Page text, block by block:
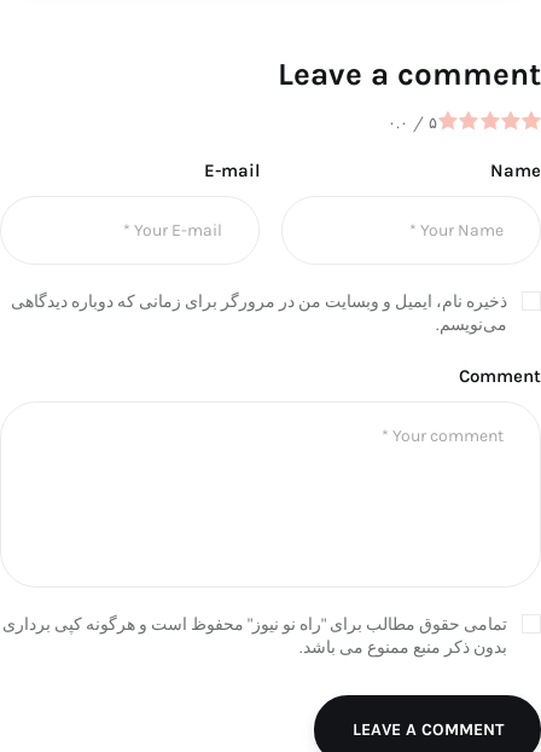
Leave a comment
۰.۰ / ۵
Name
E-mail
ذخیره نام، ایمیل و وبسایت من در مرورگر برای زمانی که دوباره دیدگاهی
می‌نویسم.
Comment
تمامی حقوق مطالب برای "راه نو نیوز" محفوظ است و هرگونه کپی برداری
بدون ذکر منبع ممنوع می باشد.
LEAVE A COMMENT